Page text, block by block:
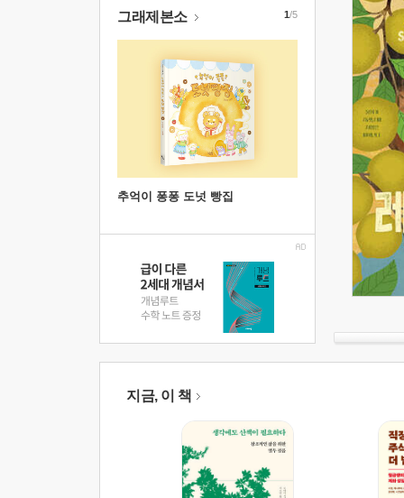
그래제본소
추억이 퐁퐁 도넛 빵집
1/5
지금, 이 책